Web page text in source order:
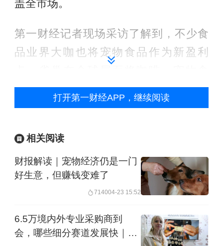
盖全市场。
第一财经记者现场采访了解到，不少食
品业界大咖也将宠物食品作为新盈利
品、营养品和食品与零食列为重点业
务，雀巢高层表示，目前全球宠物数量
成员；同时，宠物食品的渗透率也在提
升。在中国宠物食品市场也拥有同样的
增长机遇，包括一方面养宠物的人越来
越多了；另一方面，中国的宠物热量摄
入覆盖率还比较低。雀巢集团2026年第
一季度财报显示，雀巢集团收入同比增
打开第一财经APP，继续阅读
相关阅读
财报解读｜宠物经济仍是一门
好生意，但赚钱变难了
714004-23 15:52
6.5万境内外专业采购商到
会，哪些细分赛道发展快｜消